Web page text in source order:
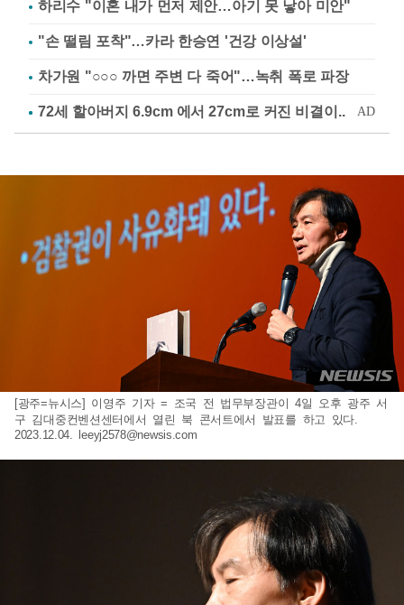
하리수 "이혼 내가 먼저 제안…아기 못 낳아 미안"
"손 떨림 포착"…카라 한승연 '건강 이상설'
차가원 "○○○ 까면 주변 다 죽어"…녹취 폭로 파장
[광주=뉴시스] 이영주 기자 = 조국 전 법무부장관이 4일 오후 광주 서
구 김대중컨벤션센터에서 열린 북 콘서트에서 발표를 하고 있다.
2023.12.04. leeyj2578@newsis.com